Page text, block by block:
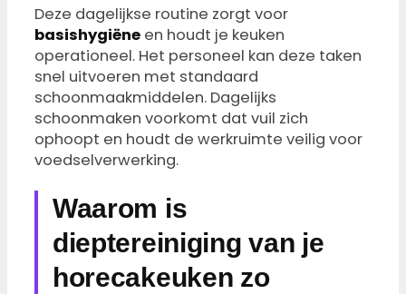
Deze dagelijkse routine zorgt voor
basishygiëne en houdt je keuken
operationeel. Het personeel kan deze taken
snel uitvoeren met standaard
schoonmaakmiddelen. Dagelijks
schoonmaken voorkomt dat vuil zich
ophoopt en houdt de werkruimte veilig voor
voedselverwerking.
Waarom is
dieptereiniging van je
horecakeuken zo